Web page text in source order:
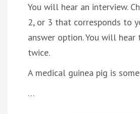
You will hear an interview.
2, or 3 that corresponds to
answer option. You will hear
twice.
A medical guinea pig is
…